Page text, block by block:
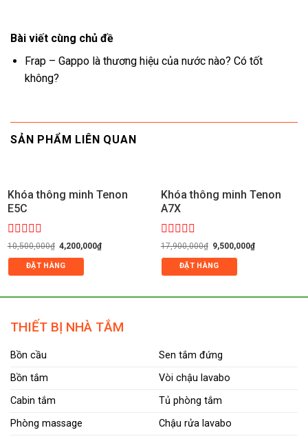
Bài viết cùng chủ đề
Frap – Gappo là thương hiệu của nước nào? Có tốt
không?
SẢN PHẨM LIÊN QUAN
Khóa thông minh Tenon
E5C
Được
xếp
hạng
0
sao
10,500,000₫ Giá
gốc
là:
10,500,000₫.
4,200,000₫Giá
hiện
ĐẶT HÀNG
Khóa thông minh Tenon
A7X
Được
xếp
hạng
0
sao
17,900,000₫ Giá
gốc
là:
17,900,000₫.
9,500,000₫Giá
hiện
ĐẶT HÀNG
THIẾT BỊ NHÀ TẮM
Bồn cầu
Sen tắm đứng
Bồn tắm
Vòi chậu lavabo
Cabin tắm
Tủ phòng tắm
Phòng massage
Chậu rửa lavabo